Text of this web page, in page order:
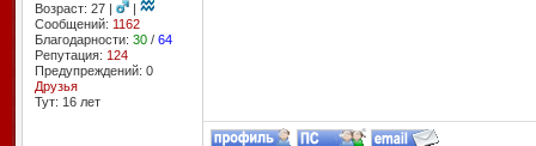
Возраст: 27 |
|
Сообщений: 1162
Благодарности: 30/ 64
Репутация: 124
Предупреждений: 0
Друзья
Тут: 16 лет